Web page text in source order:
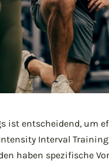
ist entscheidend, um
Interval
haben spezifische